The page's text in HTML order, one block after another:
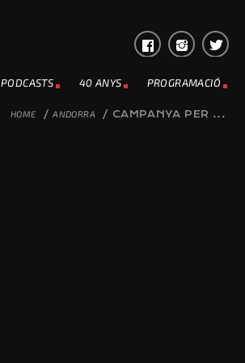
PODCASTS 40 ANYS PROGRAMACIÓ
HOME / ANDORRA / CAMPANYA PER ...